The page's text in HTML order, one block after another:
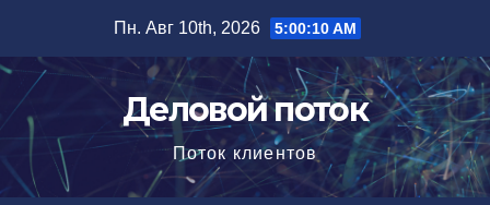
содержимому
Пн. Авг 10th, 2026 5:00:11 AM
Деловой поток
Поток клиентов